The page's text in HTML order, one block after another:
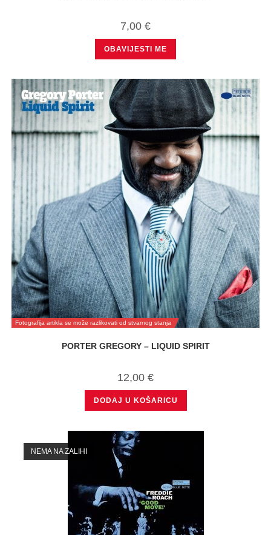
7,00 €
OBAVIJESTI ME
Fotografija artikla se može razlikovati od stvarnog stanja
PORTER GREGORY – LIQUID SPIRIT
12,00 €
DODAJ U KOŠARICU
NEMA NA ZALIHI